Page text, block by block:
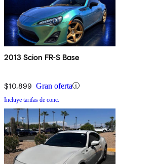
2013 Scion FR-S Base
$10,899 Gran oferta
Incluye tarifas de conc.